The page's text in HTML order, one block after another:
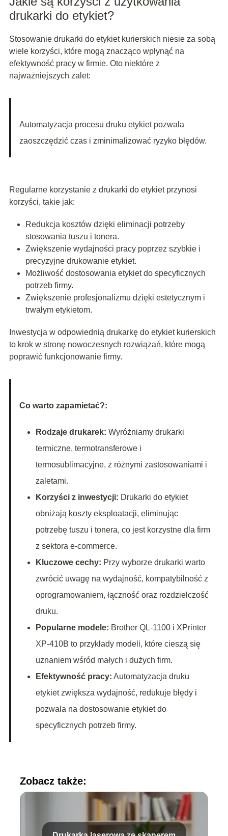
drukarki do etykiet?
Stosowanie drukarki do etykiet kurierskich niesie za sobą
wiele korzyści, które mogą znacząco wpłynąć na
efektywność pracy w firmie. Oto niektóre z
najważniejszych zalet:
Automatyzacja procesu druku etykiet pozwala
zaoszczędzić czas i zminimalizować ryzyko błędów.
Regularne korzystanie z drukarki do etykiet przynosi
korzyści, takie jak:
Redukcja kosztów dzięki eliminacji potrzeby
stosowania tuszu i tonera.
Zwiększenie wydajności pracy poprzez szybkie i
precyzyjne drukowanie etykiet.
Możliwość dostosowania etykiet do specyficznych
potrzeb firmy.
Zwiększenie profesjonalizmu dzięki estetycznym i
trwałym etykietom.
Inwestycja w odpowiednią drukarkę do etykiet kurierskich
to krok w stronę nowoczesnych rozwiązań, które mogą
poprawić funkcjonowanie firmy.
Co warto zapamietać?:
Rodzaje drukarek: Wyróżniamy drukarki
termiczne, termotransferowe i
termosublimacyjne, z różnymi zastosowaniami i
zaletami.
Korzyści z inwestycji: Drukarki do etykiet
obniżają koszty eksploatacji, eliminując
potrzebę tuszu i tonera, co jest korzystne dla firm
z sektora e-commerce.
Kluczowe cechy: Przy wyborze drukarki warto
zwrócić uwagę na wydajność, kompatybilność z
oprogramowaniem, łączność oraz rozdzielczość
druku.
Popularne modele: Brother QL-1100 i XPrinter
XP-410B to przykłady modeli, które cieszą się
uznaniem wśród małych i dużych firm.
Efektywność pracy: Automatyzacja druku
etykiet zwiększa wydajność, redukuje błędy i
pozwala na dostosowanie etykiet do
specyficznych potrzeb firmy.
Zobacz także: